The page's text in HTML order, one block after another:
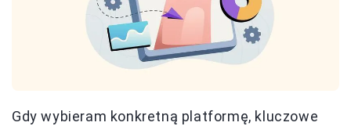
Gdy wybieram konkretną platformę, kluczowe